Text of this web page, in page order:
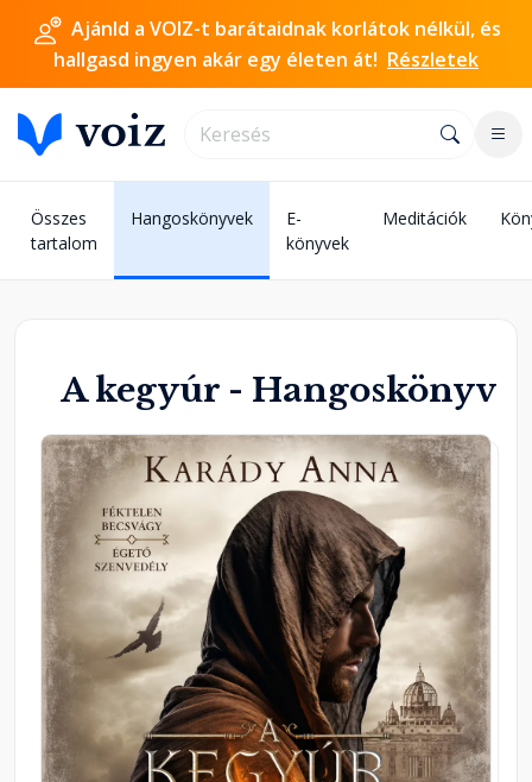
Ajánld a VOIZ-t barátaidnak korlátok nélkül, és
hallgasd ingyen akár egy életen át! Részletek
Összes
tartalom
Hangoskönyvek
E-
könyvek
Meditációk
A kegyúr - Hangoskönyv